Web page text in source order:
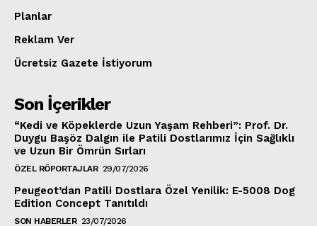
Planlar
Reklam Ver
Ücretsiz Gazete İstiyorum
Son İçerikler
“Kedi ve Köpeklerde Uzun Yaşam Rehberi”: Prof. Dr.
Duygu Başöz Dalgın ile Patili Dostlarımız İçin Sağlıklı
ve Uzun Bir Ömrün Sırları
ÖZEL RÖPORTAJLAR 29/07/2026
Peugeot’dan Patili Dostlara Özel Yenilik: E-5008 Dog
Edition Concept Tanıtıldı
SON HABERLER 23/07/2026